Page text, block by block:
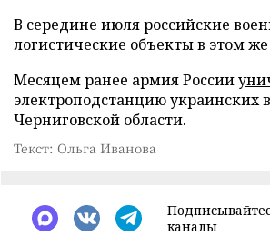
В середине июля российские
логистические объекты в этом
Месяцем ранее армия России
электроподстанцию украинских
Черниговской области.
Текст: Ольга Иванова
каналы